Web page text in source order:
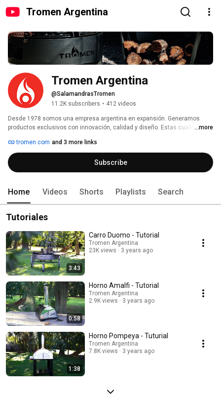
Tromen Argentina
Tromen Argentina
@SalamandrasTromen
11.2K subscribers • 412 videos
Desde 1978 somos una empresa argentina en expansión. Generamos
productos exclusivos con innovación, calidad y diseño. Estas cualidades
calefactores a leña, hornos y parrillas.
...more
tromen.com and 3 more links
Subscribe
Home Videos Shorts Playlists Search
Tutoriales
3:43
Carro Duomo - Tutorial
Tromen Argentina
23K views
3 years ago
0:58
Horno Amalfi - Tutorial
Tromen Argentina
2.9K views
3 years ago
1:38
Horno Pompeya - Tuturial
Tromen Argentina
7.8K views
3 years ago